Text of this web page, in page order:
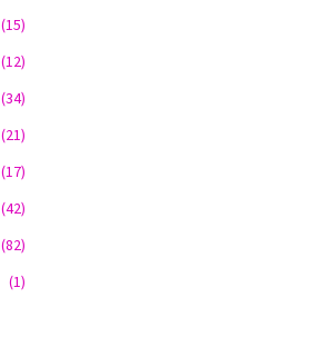
(15)
(12)
(34)
(21)
(17)
(42)
(82)
(1)